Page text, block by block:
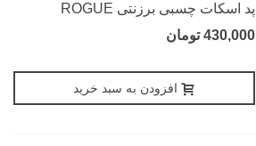
پد اسکات چسبی برزنتی ROGUE
430,000 تومان
افزودن به سبد خرید